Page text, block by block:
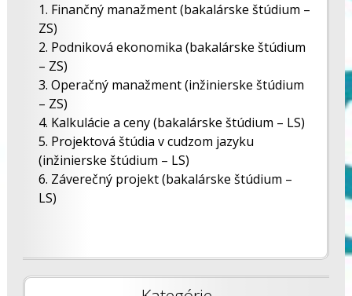
1. Finančný manažment (bakalárske štúdium –
ZS)
2. Podniková ekonomika (bakalárske štúdium
– ZS)
3. Operačný manažment (inžinierske štúdium
– ZS)
4. Kalkulácie a ceny (bakalárske štúdium – LS)
5. Projektová štúdia v cudzom jazyku
(inžinierske štúdium – LS)
6. Záverečný projekt (bakalárske štúdium –
LS)